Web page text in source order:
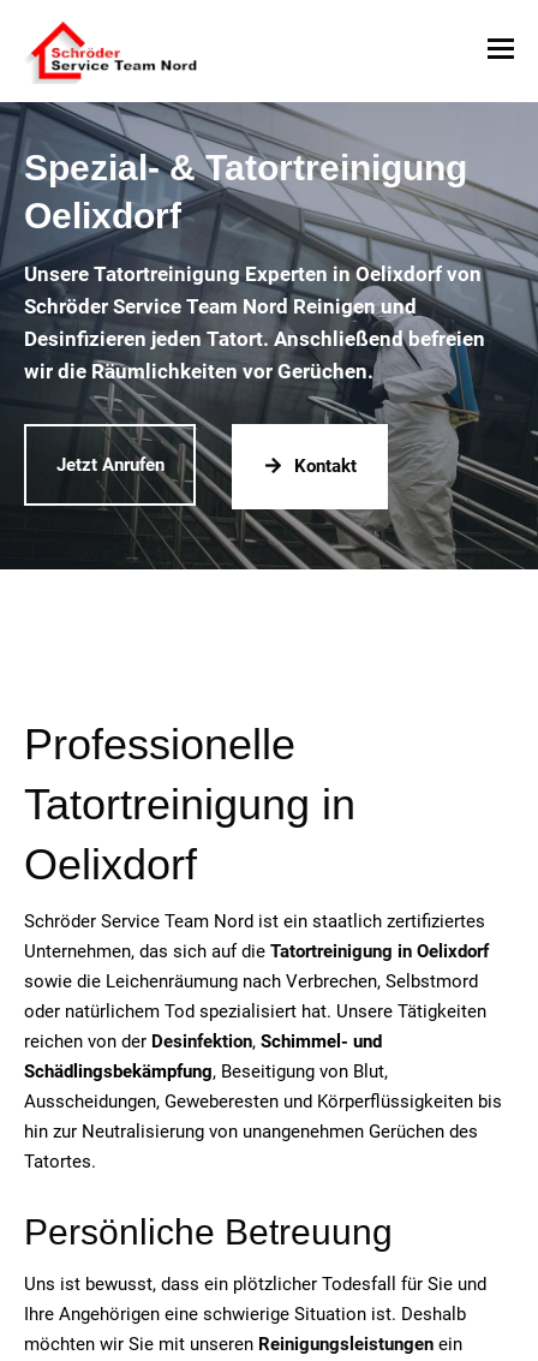
Spezial- & Tatortreinigung
Oelixdorf
Unsere Tatortreinigung Experten in Oelixdorf von
Schröder Service Team Nord Reinigen und
Desinfizieren jeden Tatort. Anschließend befreien
wir die Räumlichkeiten vor Gerüchen.
Jetzt Anrufen Kontakt
Professionelle
Tatortreinigung in
Oelixdorf
Schröder Service Team Nord ist ein staatlich zertifiziertes
Unternehmen, das sich auf die Tatortreinigung in Oelixdorf
sowie die Leichenräumung nach Verbrechen, Selbstmord
oder natürlichem Tod spezialisiert hat. Unsere Tätigkeiten
reichen von der Desinfektion, Schimmel- und
Schädlingsbekämpfung, Beseitigung von Blut,
Ausscheidungen, Geweberesten und Körperflüssigkeiten bis
hin zur Neutralisierung von unangenehmen Gerüchen des
Tatortes.
Persönliche Betreuung
Uns ist bewusst, dass ein plötzlicher Todesfall für Sie und
Ihre Angehörigen eine schwierige Situation ist. Deshalb
möchten wir Sie mit unseren Reinigungsleistungen ein